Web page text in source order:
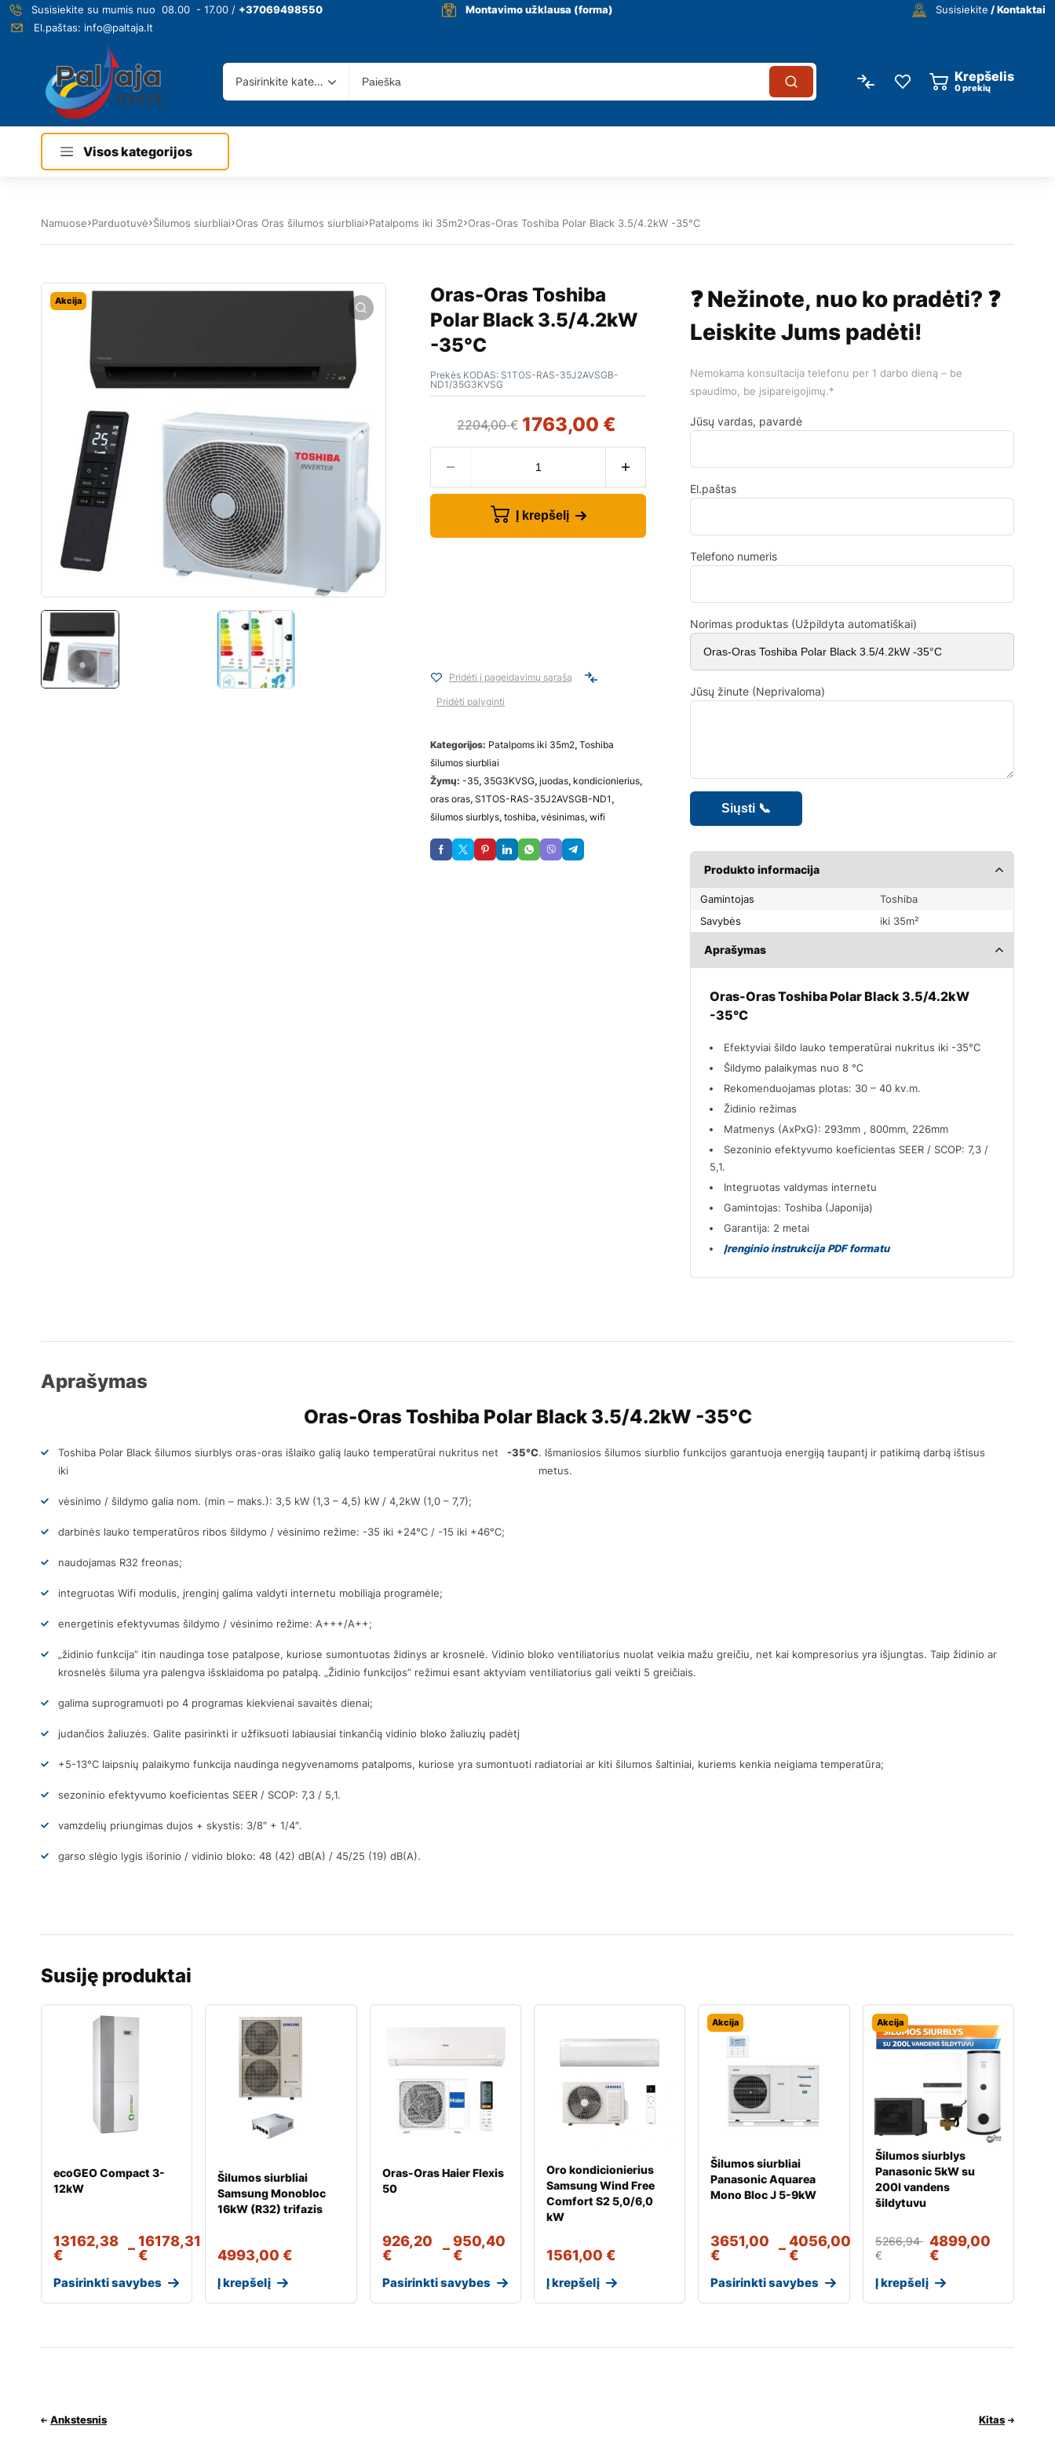
Susisiekite su mumis nuo 08.00 - 17.00 / +37069498550 Montavimo užklausa (forma) Susisiekite / Kontaktai
El.paštas: info@paltaja.lt
Pasirinkite kategoriją Krepšelis
0prekių
Visos kategorijos
Namuose Parduotuvė Šilumos siurbliai Oras Oras šilumos siurbliai Patalpoms iki 35m2 Oras-Oras Toshiba Polar Black 3.5/4.2kW -35°C
Akcija
Oras-Oras Toshiba
Polar Black 3.5/4.2kW
-35°C
Prekės KODAS: S1TOS-RAS-35J2AVSGB-
ND1/35G3KVSG
2204,00€ 1763,00 €
Į krepšelį
Pridėti į pageidavimų sąrašą
Pridėti palyginti
Kategorijos: Patalpoms iki 35m2, Toshiba
šilumos siurbliai
Žymų: -35, 35G3KVSG, juodas, kondicionierius,
oras oras, S1TOS-RAS-35J2AVSGB-ND1 ,
šilumos siurblys, toshiba, vėsinimas, wifi
❓ Nežinote, nuo ko pradėti? ❓
Leiskite Jums padėti!
Nemokama konsultacija telefonu per 1 darbo dieną – be
spaudimo, be įsipareigojimų.*
Jūsų vardas, pavardė
El.paštas
Telefono numeris
Norimas produktas (Užpildyta automatiškai)
Jūsų žinute (Neprivaloma)
Produkto informacija
Gamintojas
Toshiba
Savybės
iki 35m²
Aprašymas
Oras-Oras Toshiba Polar Black 3.5/4.2kW
-35°C
Efektyviai šildo lauko temperatūrai nukritus iki -35°C
Šildymo palaikymas nuo 8 ℃
Rekomenduojamas plotas: 30 – 40 kv.m.
Židinio režimas
Matmenys (AxPxG): 293mm , 800mm, 226mm
Sezoninio efektyvumo koeficientas SEER / SCOP: 7,3 /
5,1.
Integruotas valdymas internetu
Gamintojas: Toshiba (Japonija)
Garantija: 2 metai
Įrenginio instrukcija PDF formatu
Aprašymas
Oras-Oras Toshiba Polar Black 3.5/4.2kW -35°C
Toshiba Polar Black šilumos siurblys oras-oras išlaiko galią lauko temperatūrai nukritus net
iki
-35°C. Išmaniosios šilumos siurblio funkcijos garantuoja energiją taupantį ir patikimą darbą ištisus
metus.
vėsinimo / šildymo galia nom. (min – maks.): 3,5 kW (1,3 – 4,5) kW / 4,2kW (1,0 – 7,7);
darbinės lauko temperatūros ribos šildymo / vėsinimo režime: -35 iki +24°C / -15 iki +46°C;
naudojamas R32 freonas;
integruotas Wifi modulis, įrenginį galima valdyti internetu mobiliąja programėle;
energetinis efektyvumas šildymo / vėsinimo režime: A+++/A++;
„židinio funkcija” itin naudinga tose patalpose, kuriose sumontuotas židinys ar krosnelė. Vidinio bloko ventiliatorius nuolat veikia mažu greičiu, net kai kompresorius yra išjungtas. Taip židinio ar
krosnelės šiluma yra palengva išsklaidoma po patalpą. „Židinio funkcijos” režimui esant aktyviam ventiliatorius gali veikti 5 greičiais.
galima suprogramuoti po 4 programas kiekvienai savaitės dienai;
judančios žaliuzės. Galite pasirinkti ir užfiksuoti labiausiai tinkančią vidinio bloko žaliuzių padėtį
+5-13°C laipsnių palaikymo funkcija naudinga negyvenamoms patalpoms, kuriose yra sumontuoti radiatoriai ar kiti šilumos šaltiniai, kuriems kenkia neigiama temperatūra;
sezoninio efektyvumo koeficientas SEER / SCOP: 7,3 / 5,1.
vamzdelių priungimas dujos + skystis: 3/8″ + 1/4″.
garso slėgio lygis išorinio / vidinio bloko: 48 (42) dB(A) / 45/25 (19) dB(A).
Susiję produktai
ecoGEO Compact 3-
12kW
13162,38
€
–16178,31
€
Pasirinkti savybes
Šilumos siurbliai
Samsung Monobloc
16kW (R32) trifazis
4993,00€
Į krepšelį
Oras-Oras Haier Flexis
50
926,20
€
– 950,40
€
Pasirinkti savybes
Oro kondicionierius
Samsung Wind Free
Comfort S2 5,0/6,0
kW
1561,00 €
Į krepšelį
Akcija
Šilumos siurbliai
Panasonic Aquarea
Mono Bloc J 5-9kW
3651,00
€
– 4056,00
€
Pasirinkti savybes
Akcija
Šilumos siurblys
Panasonic 5kW su
200l vandens
šildytuvu
5266,94
€
4899,00
€
Į krepšelį
Ankstesnis Kitas